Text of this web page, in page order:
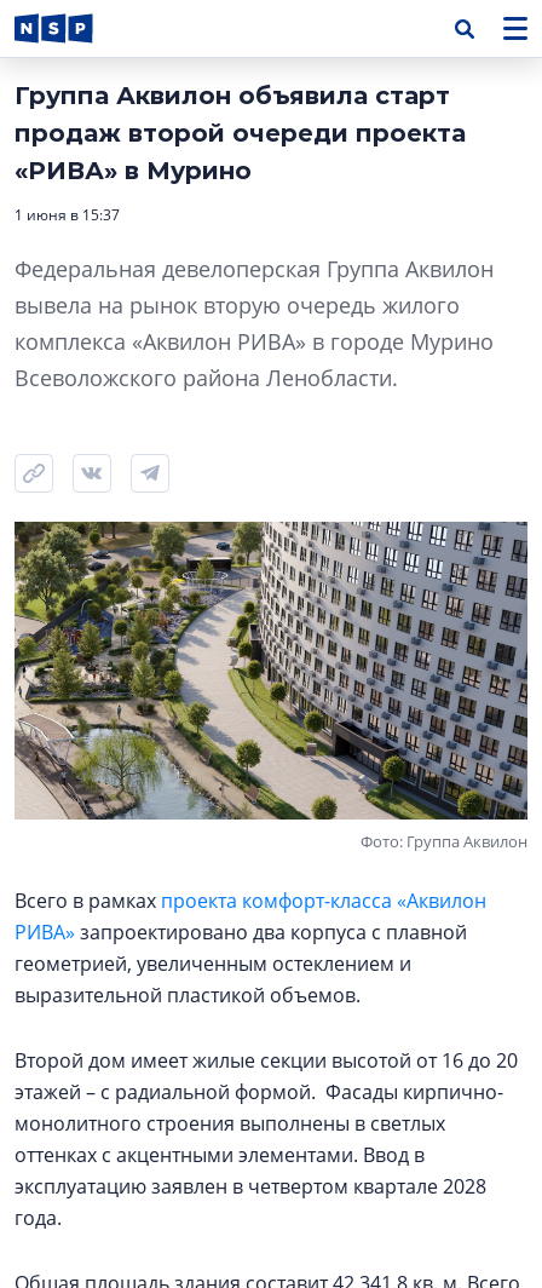
Группа Аквилон объявила старт
продаж второй очереди проекта
«РИВА» в Мурино
1 июня в 15:37
Федеральная девелоперская Группа Аквилон
вывела на рынок вторую очередь жилого
комплекса «Аквилон РИВА» в городе Мурино
Всеволожского района Ленобласти.
Фото: Группа Аквилон
Всего в рамках проекта комфорт-класса «Аквилон
РИВА» запроектировано два корпуса с плавной
геометрией, увеличенным остеклением и
выразительной пластикой объемов.
Второй дом имеет жилые секции высотой от 16 до 20
этажей – с радиальной формой. Фасады кирпично-
монолитного строения выполнены в светлых
оттенках с акцентными элементами. Ввод в
эксплуатацию заявлен в четвертом квартале 2028
года.